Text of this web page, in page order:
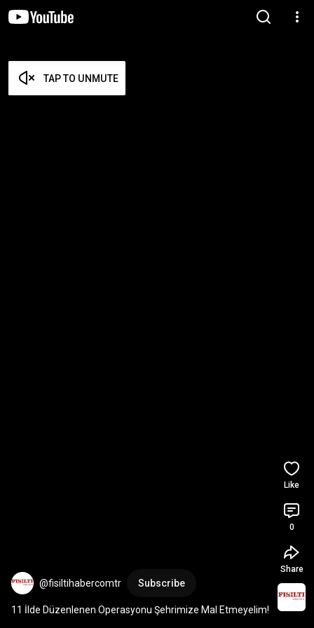
TAP TO UNMUTE
@fisiltihabercomtr Subscribe
11 İlde Düzenlenen Operasyonu Şehrimize Mal Etmeyelim!
Like
0
Share